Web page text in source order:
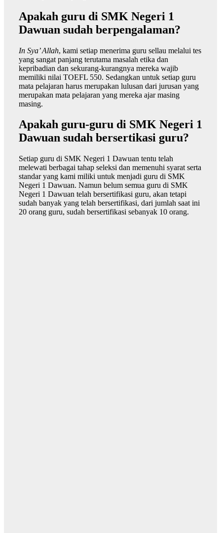
Apakah guru di SMK Negeri 1
Dawuan sudah berpengalaman?
In Sya’ Allah, kami setiap menerima guru sellau melalui tes
yang sangat panjang terutama masalah etika dan
kepribadian dan sekurang-kurangnya mereka wajib
memiliki nilai TOEFL 550. Sedangkan untuk setiap guru
mata pelajaran harus merupakan lulusan dari jurusan yang
merupakan mata pelajaran yang mereka ajar masing
masing.
Apakah guru-guru di SMK Negeri 1
Dawuan sudah bersertikasi guru?
Setiap guru di SMK Negeri 1 Dawuan tentu telah
melewati berbagai tahap seleksi dan memenuhi syarat serta
standar yang kami miliki untuk menjadi guru di SMK
Negeri 1 Dawuan. Namun belum semua guru di SMK
Negeri 1 Dawuan telah bersertifikasi guru, akan tetapi
sudah banyak yang telah bersertifikasi, dari jumlah saat ini
20 orang guru, sudah bersertifikasi sebanyak 10 orang.